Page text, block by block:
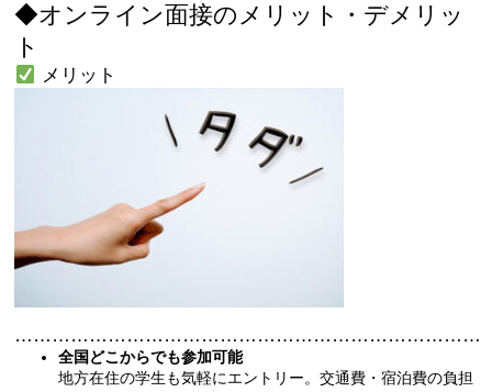
◆オンライン面接のメリット・デメリッ
ト
メリット
…………………………………………………………………
全国どこからでも参加可能
地方在住の学生も気軽にエントリー。交通費・宿泊費の負担